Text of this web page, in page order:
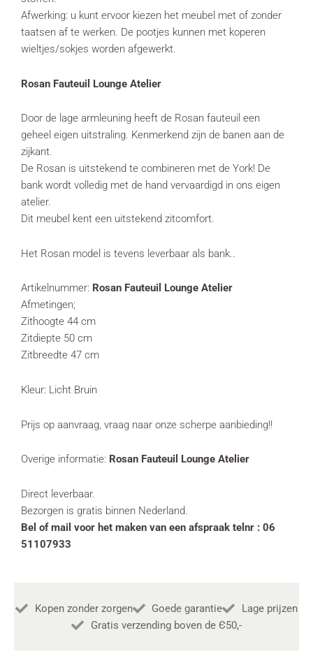
Afwerking: u kunt ervoor kiezen het meubel met of zonder
taatsen af te werken. De pootjes kunnen met koperen
wieltjes/sokjes worden afgewerkt.
Rosan Fauteuil Lounge Atelier
Door de lage armleuning heeft de Rosan fauteuil een
geheel eigen uitstraling. Kenmerkend zijn de banen aan de
zijkant.
De Rosan is uitstekend te combineren met de York! De
bank wordt volledig met de hand vervaardigd in ons eigen
atelier.
Dit meubel kent een uitstekend zitcomfort.
Het Rosan model is tevens leverbaar als bank..
Artikelnummer: Rosan Fauteuil Lounge Atelier
Afmetingen;
Zithoogte 44 cm
Zitdiepte 50 cm
Zitbreedte 47 cm
Kleur: Licht Bruin
Prijs op aanvraag, vraag naar onze scherpe aanbieding!!
Overige informatie: Rosan Fauteuil Lounge Atelier
Direct leverbaar.
Bezorgen is gratis binnen Nederland.
Bel of mail voor het maken van een afspraak telnr : 06
51107933
Kopen zonder zorgen Goede garantie
Lage prijzen
Gratis verzending boven de Є50,-